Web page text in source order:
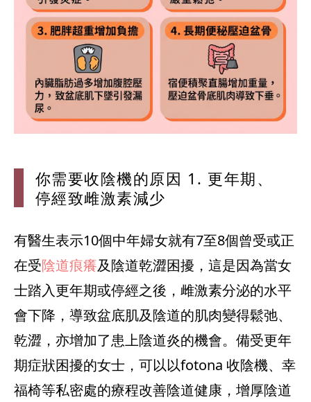
你需要收陰機的原因 1. 更年期、
停經致雌激素減少
有醫生表示10個中年婦女就有7至8個曾受或正
在受陰道痕癢及陰道乾澀困擾，這是因為當女
士踏入更年期或停經之後，雌激素分泌的水平
會下降，導致盆底肌及陰道的肌肉變得鬆弛、
乾澀，亦增加了患上陰道炎的機會。備受更年
期症狀困擾的女士，可以以fotona 收陰機、幸
福椅等私密處的療程改善陰道健康，增厚陰道